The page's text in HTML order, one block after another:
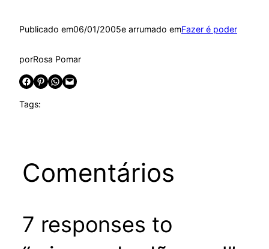
Publicado em06/01/2005e arrumado emFazer é poder
porRosa Pomar
Share on Facebook Share on Pinterest Share on WhatsApp Email this Page
Tags:
Comentários
7 responses to